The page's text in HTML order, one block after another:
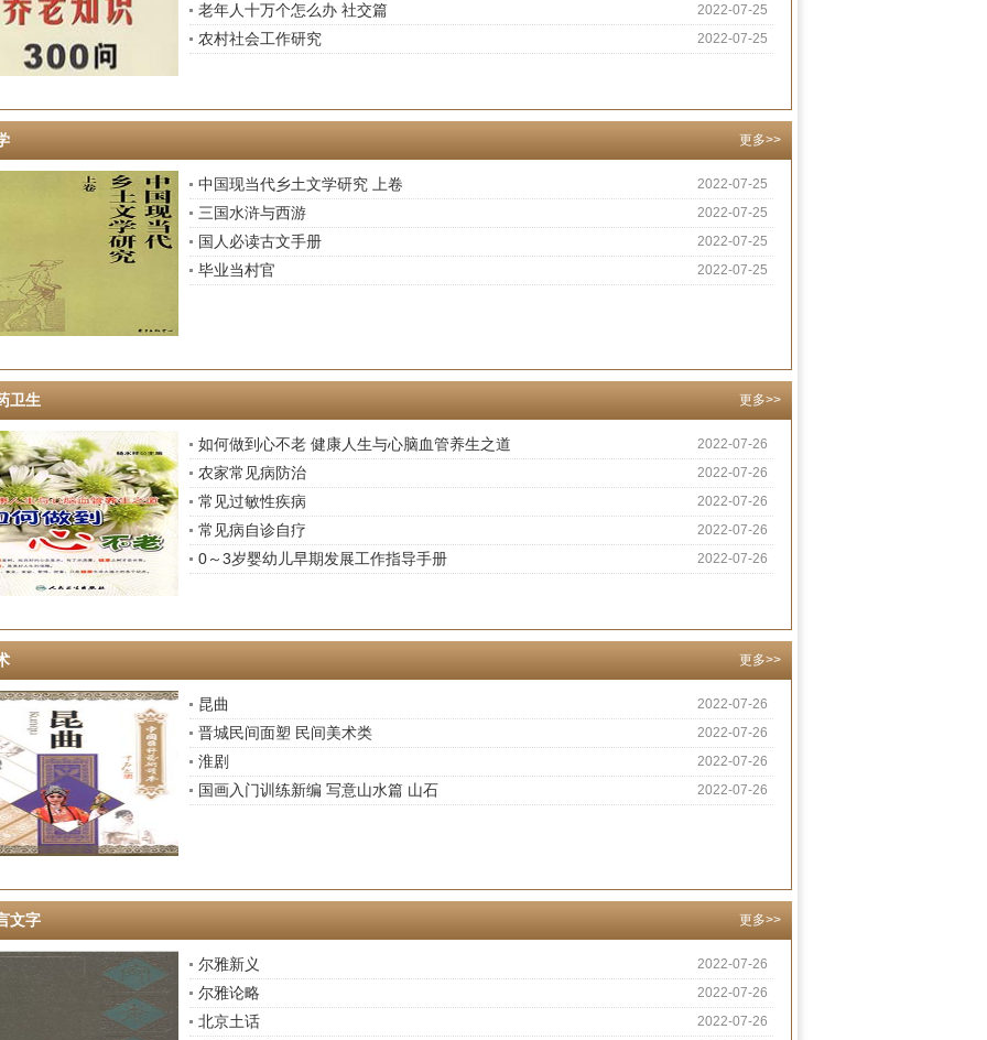
老年人十万个怎么办 社交篇 2022-07-25
农村社会工作研究 2022-07-25
更多>>
中国现当代乡土文学研究 上卷 2022-07-25
三国水浒与西游 2022-07-25
国人必读古文手册 2022-07-25
毕业当村官 2022-07-25
卫生 更多>>
如何做到心不老 健康人生与心脑血管养生之道 2022-07-26
农家常见病防治 2022-07-26
常见过敏性疾病 2022-07-26
常见病自诊自疗 2022-07-26
0～3岁婴幼儿早期发展工作指导手册 2022-07-26
更多>>
昆曲 2022-07-26
晋城民间面塑 民间美术类 2022-07-26
淮剧 2022-07-26
国画入门训练新编 写意山水篇 山石 2022-07-26
文字 更多>>
尔雅新义 2022-07-26
尔雅论略 2022-07-26
北京土话 2022-07-26